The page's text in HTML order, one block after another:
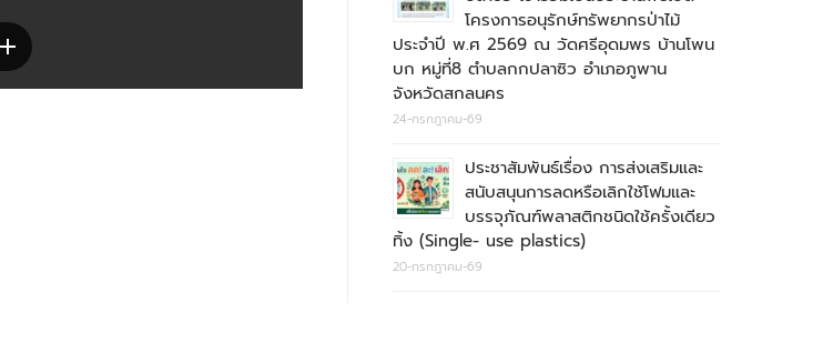
โครงการอนุรักษ์ทรัพยากรป่าไม้
ประจำปี พ.ศ 2569 ณ วัดศรีอุดมพร บ้านโพน
บก หมู่ที่8 ตำบลกกปลาซิว อำเภอภูพาน
จังหวัดสกลนคร
24-กรกฎาคม-69
ประชาสัมพันธ์เรื่อง การส่งเสริมและ
สนับสนุนการลดหรือเลิกใช้โฟมและ
บรรจุภัณฑ์พลาสติกชนิดใช้ครั้งเดียว
ทิ้ง (Single- use plastics)
20-กรกฎาคม-69